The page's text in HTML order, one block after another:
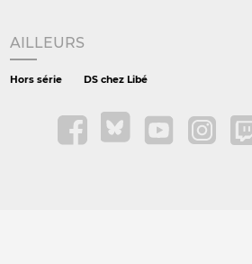
AILLEURS
Hors série DS chez Libé